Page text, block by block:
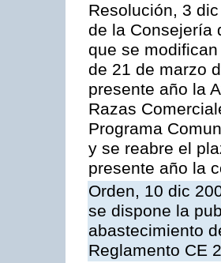
Resolución, 3
de la Consejería
que se
de 21 de marzo
presente año la
Razas
Programa
y se reabre el
presente año la
Orden, 10 dic
se dispone la
abastecimiento
Reglamento CE